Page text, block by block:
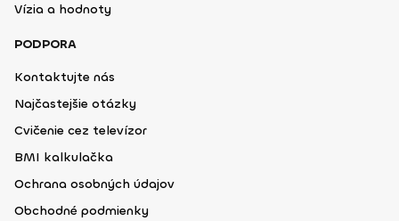
Vízia a hodnoty
PODPORA
Kontaktujte nás
Najčastejšie otázky
Cvičenie cez televízor
BMI kalkulačka
Ochrana osobných údajov
Obchodné podmienky